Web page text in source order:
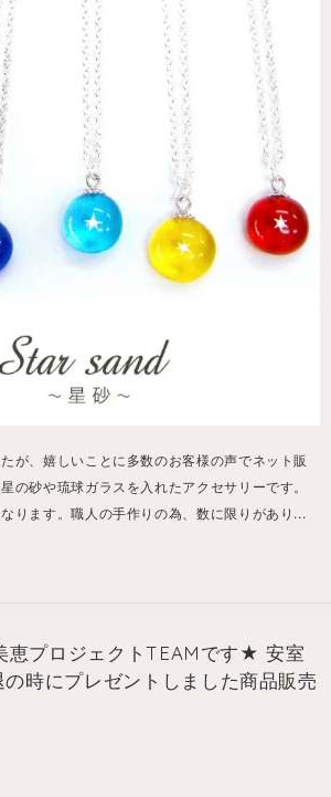
が、嬉しいことに多数のお客様の声でネット販
の砂や琉球ガラスを入れたアクセサリーです。
ります。職人の手作りの為、数に限りがあり...
恵プロジェクトTEAMです★ 安室
時にプレゼントしました商品販売